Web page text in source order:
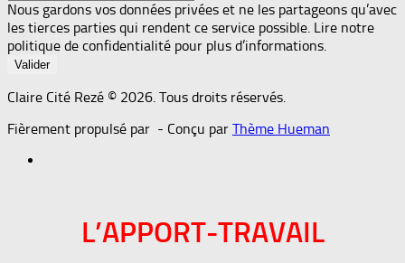
Nous gardons vos données privées et ne les partageons qu’avec
les tierces parties qui rendent ce service possible. Lire notre
politique de confidentialité pour plus d’informations.
Claire Cité Rezé © 2026. Tous droits réservés.
Fièrement propulsé par - Conçu par Thème Hueman
L’APPORT-TRAVAIL